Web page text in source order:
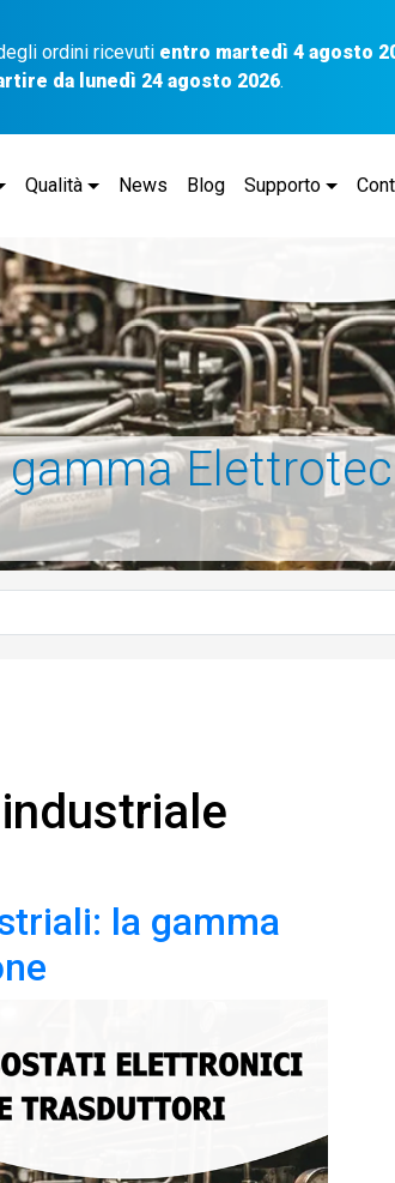
ordini ricevuti entro martedì 4 agosto
da lunedì 24 agosto 2026.
Qualità News Blog Supporto
la gamma